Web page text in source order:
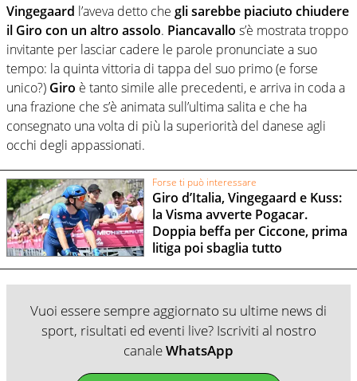
Vingegaard l’aveva detto che gli sarebbe piaciuto chiudere
il Giro con un altro assolo. Piancavallo s’è mostrata troppo
invitante per lasciar cadere le parole pronunciate a suo
tempo: la quinta vittoria di tappa del suo primo (e forse
unico?) Giro è tanto simile alle precedenti, e arriva in coda a
una frazione che s’è animata sull’ultima salita e che ha
consegnato una volta di più la superiorità del danese agli
occhi degli appassionati.
Forse ti può interessare
Giro d’Italia, Vingegaard e Kuss:
la Visma avverte Pogacar.
Doppia beffa per Ciccone, prima
litiga poi sbaglia tutto
Vuoi essere sempre aggiornato su ultime news di
sport, risultati ed eventi live? Iscriviti al nostro
canaleWhatsApp